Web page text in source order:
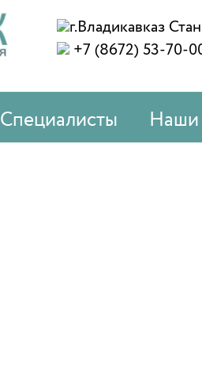
г.Владикавказ
+7 (8672) 53-70-
Специалисты Наши